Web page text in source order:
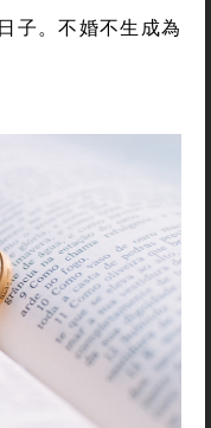
子。不婚不生成為